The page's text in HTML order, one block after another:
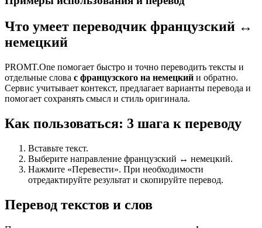
Что умеет переводчик французский ↔
немецкий
PROMT.One помогает быстро и точно переводить тексты и
отдельные слова с французского на немецкий и обратно.
Сервис учитывает контекст, предлагает варианты перевода и
помогает сохранять смысл и стиль оригинала.
Как пользоваться: 3 шага к переводу
Вставьте текст.
Выберите направление французский ↔ немецкий.
Нажмите «Перевести». При необходимости
отредактируйте результат и скопируйте перевод.
Перевод текстов и слов